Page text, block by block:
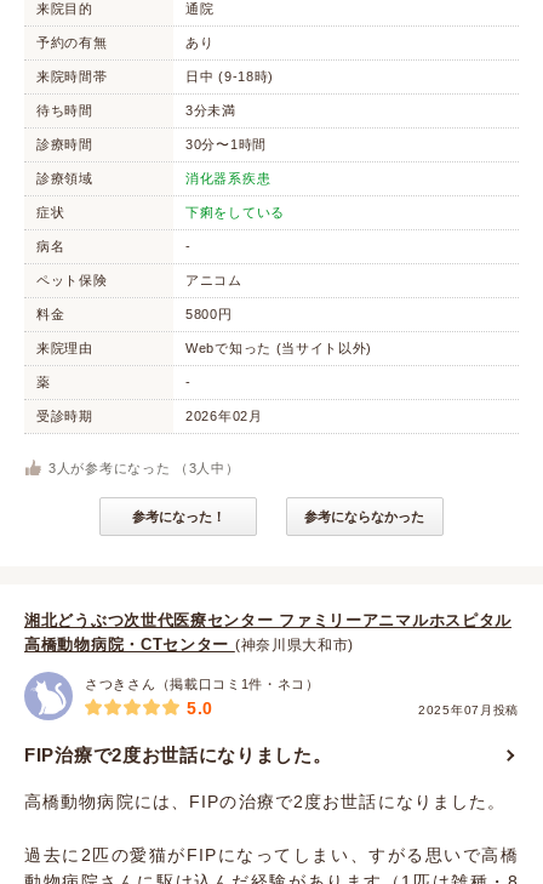
来院目的 通院
予約の有無 あり
来院時間帯 日中 (9-18時)
待ち時間 3分未満
診療時間 30分〜1時間
診療領域 消化器系疾患
症状 下痢をしている
病名 -
ペット保険 アニコム
料金 5800円
来院理由 Webで知った (当サイト以外)
薬 -
受診時期 2026年02月
3 人が参考になった （ 3 人中）
参考になった！ 参考にならなかった
湘北どうぶつ次世代医療センター ファミリーアニマルホスピタル
高橋動物病院・CTセンター (神奈川県大和市)
さつきさん（掲載口コミ1件・ネコ）
2025年07月投稿
5.0
FIP治療で2度お世話になりました。
高橋動物病院には、FIPの治療で2度お世話になりました。
過去に2匹の愛猫がFIPになってしまい、すがる思いで高橋